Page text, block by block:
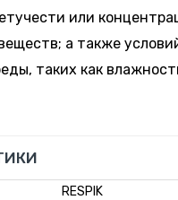
или
а также
таких как
RESPIK